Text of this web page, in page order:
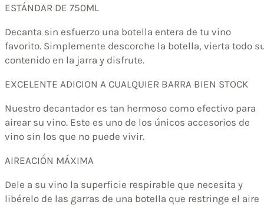
ESTÁNDAR DE 750ML
Decanta sin esfuerzo una botella entera de tu vino
favorito. Simplemente descorche la botella, vierta todo
contenido en la jarra y disfrute.
EXCELENTE ADICION A CUALQUIER BARRA BIEN STOCK
Nuestro decantador es tan hermoso como efectivo para
airear su vino. Este es uno de los únicos accesorios de
vino sin los que no puede vivir.
AIREACIÓN MÁXIMA
Dele a su vino la superficie respirable que necesita y
libérelo de las garras de una botella que restringe el aire